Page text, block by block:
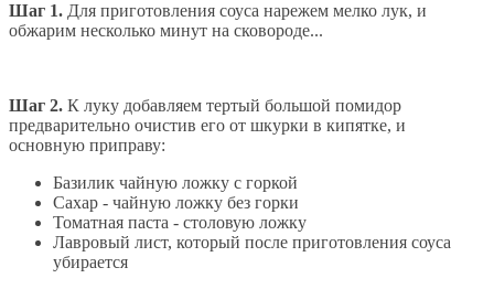
Шаг 1. Для приготовления соуса нарежем мелко лук, и
обжарим несколько минут на сковороде...
Шаг 2. К луку добавляем тертый большой помидор
предварительно очистив его от шкурки в кипятке, и
основную приправу:
Базилик чайную ложку с горкой
Сахар - чайную ложку без горки
Томатная паста - столовую ложку
Лавровый лист, который после приготовления соуса
убирается